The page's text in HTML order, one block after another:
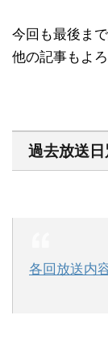
今回も最後ま
他の記事もよろ
過去放送
各回放送内